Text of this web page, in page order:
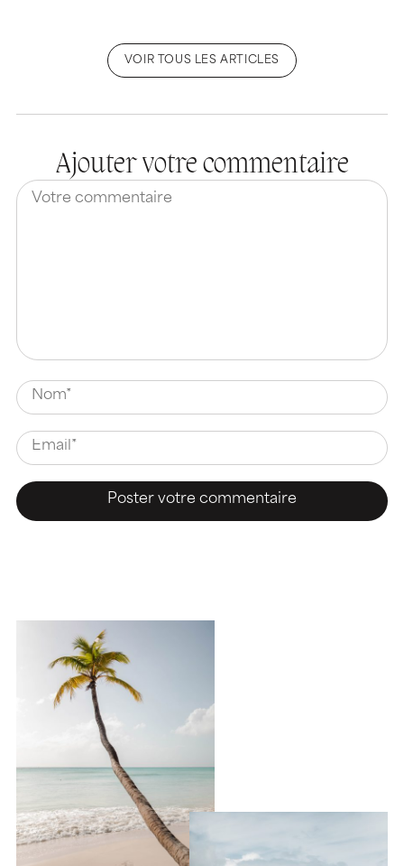
VOIR TOUS LES ARTICLES
Ajouter votre commentaire